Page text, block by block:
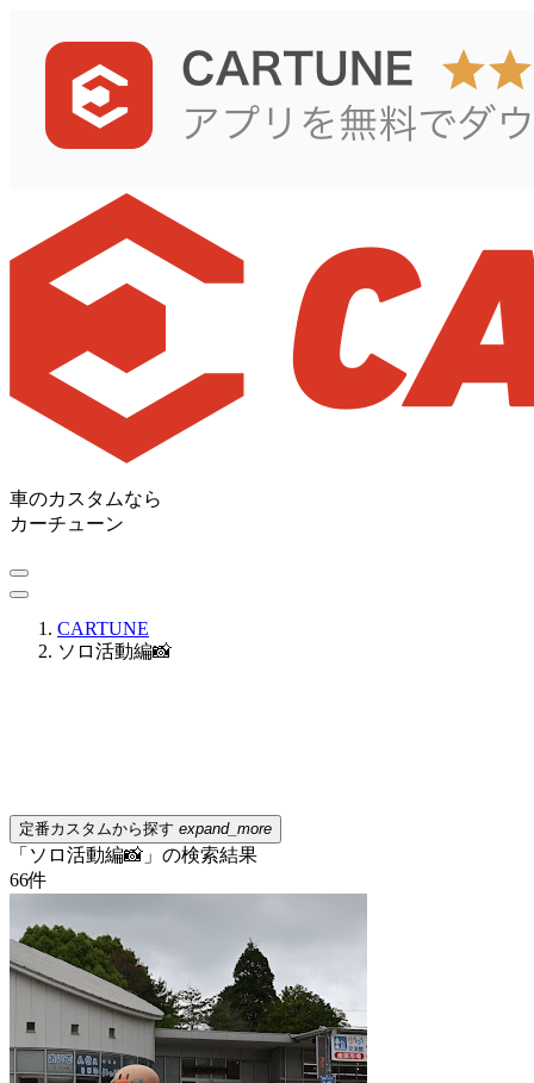
車のカスタムなら
カーチューン
CARTUNE
ソロ活動編📸
定番カスタムから探す expand_more
「ソロ活動編📸」の検索結果
66件